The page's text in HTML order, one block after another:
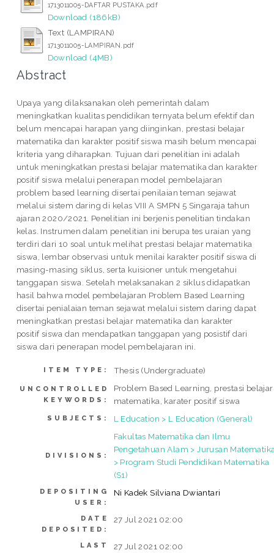
1713011005-DAFTAR PUSTAKA.pdf
Download (186kB)
Text (LAMPIRAN)
1713011005-LAMPIRAN.pdf
Download (4MB)
Abstract
Upaya yang dilaksanakan oleh pemerintah dalam
meningkatkan kualitas pendidikan ternyata belum efektif dan
belum mencapai harapan yang diinginkan, prestasi belajar
matematika dan karakter positif siswa masih belum mencapai
kriteria yang diharapkan. Tujuan dari penelitian ini adalah
untuk meningkatkan prestasi belajar matematika dan karakter
positif siswa melalui penerapan model pembelajaran
problem based learning disertai penilaian teman sejawat
melalui sistem daring di kelas VIII A SMPN 5 Singaraja tahun
ajaran 2020/2021. Penelitian ini berjenis penelitian tindakan
kelas. Instrumen dalam penelitian ini berupa tes uraian yang
terdiri dari 10 soal untuk melihat prestasi belajar matematika
siswa, lembar observasi untuk menilai karakter positif siswa di
masing-masing siklus, serta kuisioner untuk mengetahui
tanggapan siswa. Setelah melaksanakan 2 siklus didapatkan
hasil bahwa model pembelajaran Problem Based Learning
disertai penialaian teman sejawat melalui sistem daring dapat
meningkatkan prestasi belajar matematika dan karakter
positif siswa dan mendapatkan tanggapan yang posistif dari
siswa dari penerapan model pembelajaran ini.
ITEM TYPE: Thesis (Undergraduate)
UNCONTROLLED
KEYWORDS:
Problem Based Learning, prestasi belajar
matematika, karater positif siswa
SUBJECTS: L Education > L Education (General)
DIVISIONS:
Fakultas Matematika dan Ilmu
Pengetahuan Alam > Jurusan
> Program Studi Pendidikan Matematika
(S1)
DEPOSITING
USER:
Ni Kadek Silviana Dwiantari
DATE
DEPOSITED:
27 Jul 2021 02:00
LAST
27 Jul 2021 02:00